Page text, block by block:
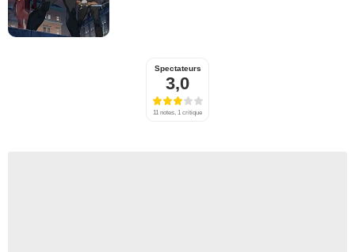
Spectateurs
3,0
11 notes, 1 critique